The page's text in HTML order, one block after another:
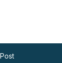
Post